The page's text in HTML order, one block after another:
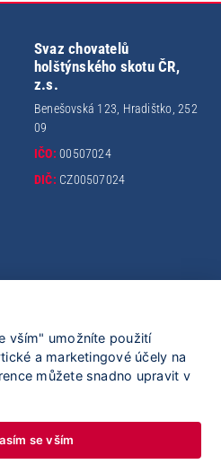
Svaz chovatelů
holštýnského skotu ČR,
z.s.
Benešovská 123, Hradištko, 252
09
IČO: 00507024
DIČ: CZ00507024
vším" umožníte použití
a marketingové účely na
můžete snadno upravit v
se vším